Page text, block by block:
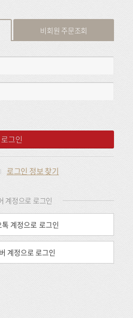
비회원 주문조회
로그인
로그인 정보 찾기
계정으로 로그인
톡 계정으로 로그인
계정으로 로그인